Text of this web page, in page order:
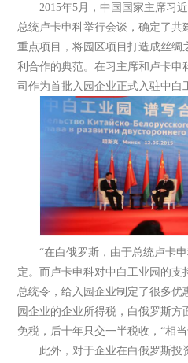
2015年5月，中国国家主席习
总统卢卡申科举行会谈，确定了共
重点项目，将园区项目打造成丝绸
利合作的典范。在习主席和卢卡申
司作为首批入园企业正式入驻中白
“在白俄罗斯，由于总统卢卡
定。而卢卡申科对中白工业园的支
总统令，给入园企业制定了很多优
园企业的企业所得税，白俄罗斯
免税，后十年只交一半税收，“相
此外，对于企业在白俄罗斯投